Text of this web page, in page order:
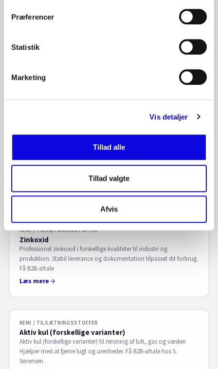
Præferencer
Statistik
Marketing
Vis detaljer
Tillad alle
Tillad valgte
Afvis
KEMI / TILSÆTNINGSSTOFFER
alkalinitet og effektiv afrensning er vigtig. Stabil råvare til drift. Få
B2B-aftale hos S. Sørensen.
indgår i rutiner. Stabil forsyning til QC og drift. Få B2B-aftale hos S.
KEMI / TILSÆTNINGSSTOFFER
Zinkoxid
Professionel zinkoxid i forskellige kvaliteter til industri og
produktion. Stabil leverance og dokumentation tilpasset dit forbrug.
Få B2B-aftale
Læs mere
KEMI / TILSÆTNINGSSTOFFER
Aktiv kul (forskellige varianter)
Aktiv kul (forskellige varianter) til rensning af luft, gas og væsker.
Hjælper med at fjerne lugt og urenheder. Få B2B-aftale hos S.
Sørensen.